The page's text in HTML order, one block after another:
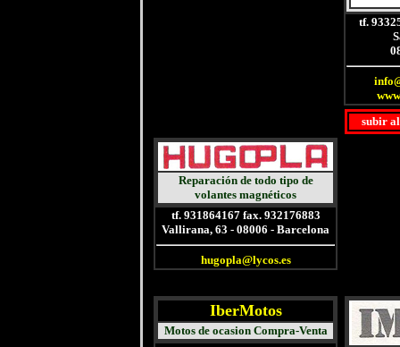
tf.
subir
Reparación de todo tipo de
volantes magnéticos
tf. 931864167 fax. 932176883
Vallirana, 63 - 08006 - Barcelona
hugopla@lycos.es
IberMotos
Motos de ocasion Compra-Venta